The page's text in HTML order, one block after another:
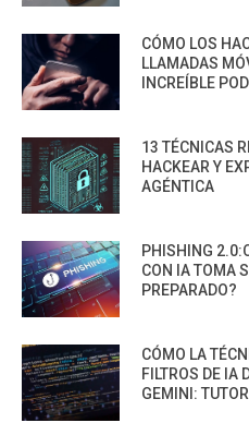
CÓMO LOS
LLAMADAS
INCREÍBLE
13 TÉCNICAS
HACKEAR Y
AGÉNTICA
PHISHING
CON IA TOMA
PREPARADO?
CÓMO LA
FILTROS DE IA
GEMINI: